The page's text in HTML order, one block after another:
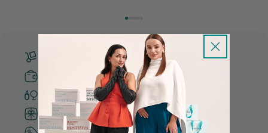
Безкоштовна доставка від 3000 UAH
Безпечні способи оплати
Тільки оригінальна косметика
Система бонусів та лояльності